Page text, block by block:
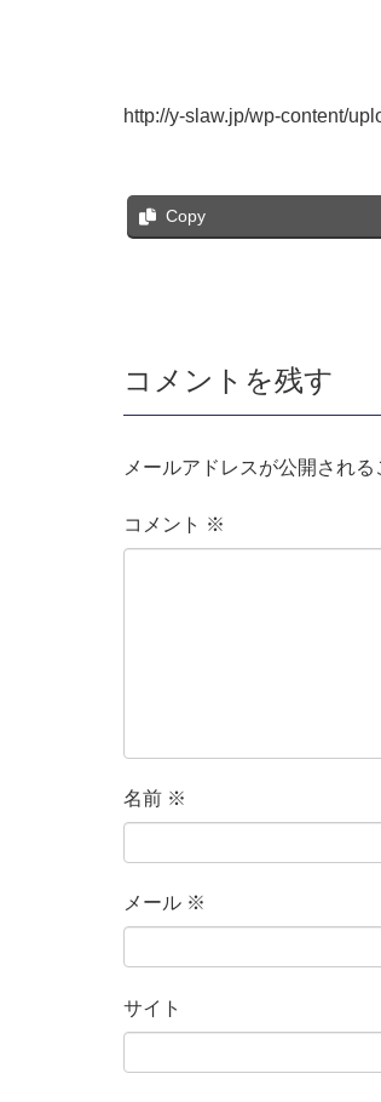
http://y-slaw.jp/wp-content/
Copy
コメントを残す
メールアドレスが公開される
コメント ※
名前 ※
メール ※
サイト